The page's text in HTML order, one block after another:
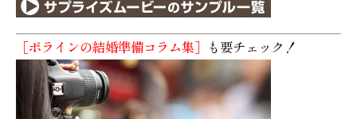
［ポラインの結婚準備コラム集］ も要チェック！